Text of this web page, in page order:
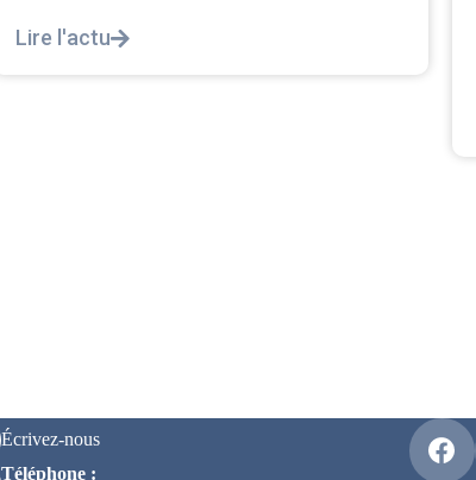
L’intersyndicale PNC/Pilotes unie exige une
réponse législative Courrier Intersyndical : Lire
Écrivez-nous
Téléphone :